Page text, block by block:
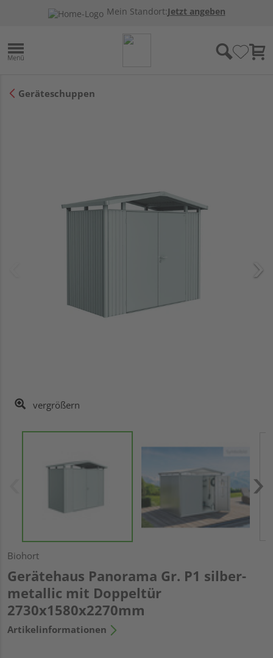
Mein Standort:Jetzt angeben
Geräteschuppen
vergrößern
Biohort
Gerätehaus Panorama Gr. P1 silber-
metallic mit Doppeltür
2730x1580x2270mm
Artikelinformationen